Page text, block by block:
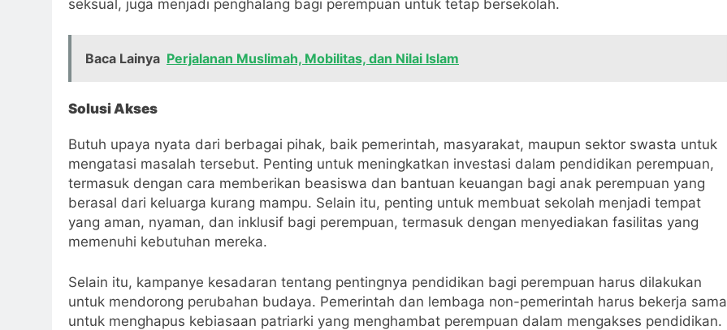
seksual, juga menjadi penghalang bagi perempuan untuk tetap bersekolah.
Baca Lainya Perjalanan Muslimah, Mobilitas, dan Nilai Islam
Solusi Akses
Butuh upaya nyata dari berbagai pihak, baik pemerintah, masyarakat, maupun sektor swasta untuk
mengatasi masalah tersebut. Penting untuk meningkatkan investasi dalam pendidikan perempuan,
termasuk dengan cara memberikan beasiswa dan bantuan keuangan bagi anak perempuan yang
berasal dari keluarga kurang mampu. Selain itu, penting untuk membuat sekolah menjadi tempat
yang aman, nyaman, dan inklusif bagi perempuan, termasuk dengan menyediakan fasilitas yang
memenuhi kebutuhan mereka.
Selain itu, kampanye kesadaran tentang pentingnya pendidikan bagi perempuan harus dilakukan
untuk mendorong perubahan budaya. Pemerintah dan lembaga non-pemerintah harus bekerja sama
untuk menghapus kebiasaan patriarki yang menghambat perempuan dalam mengakses pendidikan.